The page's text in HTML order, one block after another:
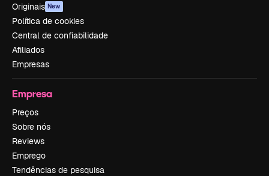
Originais New
Política de cookies
Central de confiabilidade
Afiliados
Empresas
Empresa
Preços
Sobre nós
Reviews
Emprego
Tendências de pesquisa